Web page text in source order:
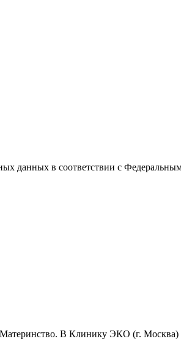
данных в соответствии с
Материнство. В Клинику ЭКО (г.